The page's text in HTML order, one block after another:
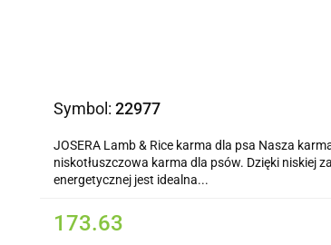
Symbol: 22977
JOSERA Lamb & Rice karma dla psa Nasza
niskotłuszczowa karma dla psów. Dzięki niskiej
energetycznej jest idealna...
173.63